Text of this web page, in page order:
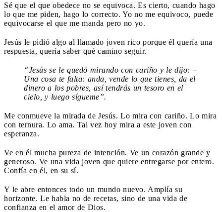
Sé que el que obedece no se equivoca. Es cierto, cuando hago
lo que me piden, hago lo correcto. Yo no me equivoco, puede
equivocarse el que me manda pero no yo.
Jesús le pidió algo al llamado joven rico porque él quería una
respuesta, quería saber qué camino seguir.
“Jesús se le quedó mirando con cariño y le dijo: –
Una cosa te falta: anda, vende lo que tienes, da el
dinero a los pobres, así tendrás un tesoro en el
cielo, y luego sígueme”.
Me conmueve la mirada de Jesús. Lo mira con cariño. Lo mira
con ternura. Lo ama. Tal vez hoy mira a este joven con
esperanza.
Ve en él mucha pureza de intención. Ve un corazón grande y
generoso. Ve una vida joven que quiere entregarse por entero.
Confía en él, en su sí.
Y le abre entonces todo un mundo nuevo. Amplía su
horizonte. Le habla no de recetas, sino de una vida de
confianza en el amor de Dios.